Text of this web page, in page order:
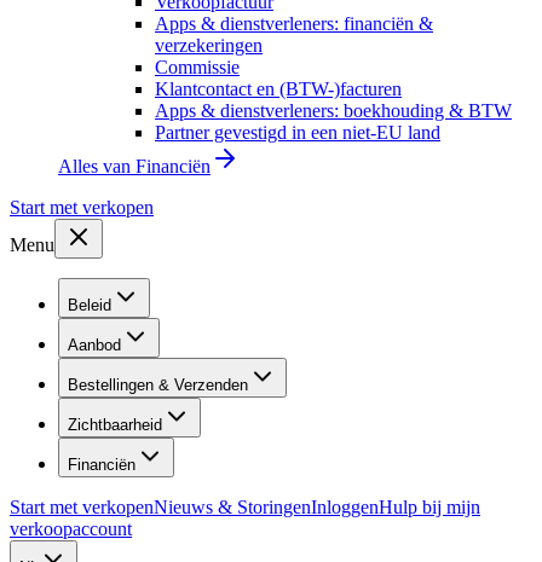
Apps & dienstverleners: financiën &
verzekeringen
Commissie
Klantcontact en (BTW-)facturen
Apps & dienstverleners: boekhouding & BTW
Partner gevestigd in een niet-EU land
Alles van Financiën
Start met verkopen
Menu
Beleid
Aanbod
Bestellingen & Verzenden
Zichtbaarheid
Financiën
Start met verkopenNieuws & StoringenInloggenHulp bij mijn
verkoopaccount